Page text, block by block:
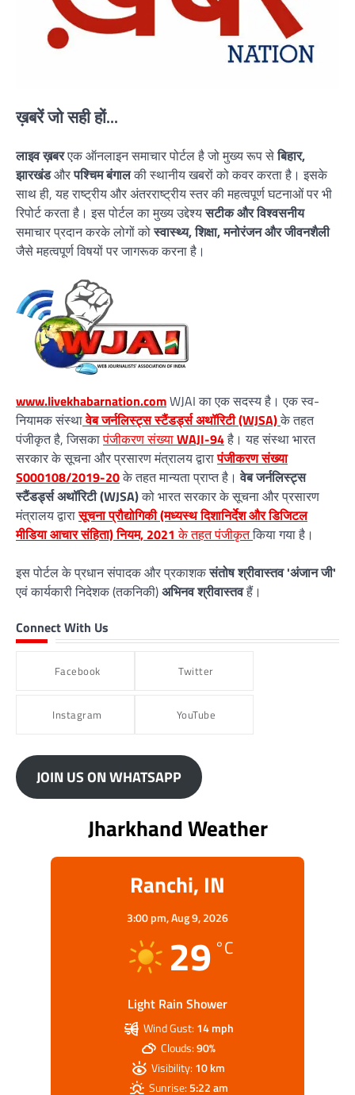
ख़बरें जो सही हों...
लाइव ख़बरएक ऑनलाइन समाचार पोर्टल है जो मुख्य रूप सेबिहार,
झारखंडऔरपश्चिम बंगालकी स्थानीय खबरों को कवर करता है। इसके
साथ ही, यह राष्ट्रीय और अंतरराष्ट्रीय स्तर की महत्वपूर्ण घटनाओं पर भी
रिपोर्ट करता है। इस पोर्टल का मुख्य उद्देश्यसटीक और विश्वसनीय
समाचार प्रदान करके लोगों कोस्वास्थ्य, शिक्षा, मनोरंजन और जीवनशैली
जैसे महत्वपूर्ण विषयों पर जागरूक करना है।
www.livekhabarnation.comWJAI का एक सदस्य है। एक स्व-
नियामक संस्थावेब जर्नलिस्ट्स स्टैंडर्ड्स अथॉरिटी (WJSA)के तहत
पंजीकृत है, जिसकापंजीकरण संख्याWAJI-94है। यह संस्था भारत
सरकार के सूचना और प्रसारण मंत्रालय द्वारापंजीकरण संख्या
S000108/2019-20के तहत मान्यता प्राप्त है।वेब जर्नलिस्ट्स
स्टैंडर्ड्स अथॉरिटी (WJSA)को भारत सरकार के सूचना और प्रसारण
मंत्रालय द्वारासूचना प्रौद्योगिकी (मध्यस्थ दिशानिर्देश और डिजिटल
मीडिया आचार संहिता) नियम, 2021 के तहत पंजीकृतकिया गया है।
इस पोर्टल के प्रधान संपादक और प्रकाशकसंतोष श्रीवास्तव 'अंजान जी'
एवं कार्यकारी निदेशक (तकनिकी)अभिनव श्रीवास्तवहैं।
Connect With Us
Facebook Twitter
Instagram YouTube
JOIN US ON WHATSAPP
Jharkhand Weather
Ranchi, IN
3:00 pm,Aug 9, 2026
29 °C
Light Rain Shower
Wind Gust: 14 mph
Clouds:90%
Visibility:10 km
Sunrise:5:22 am